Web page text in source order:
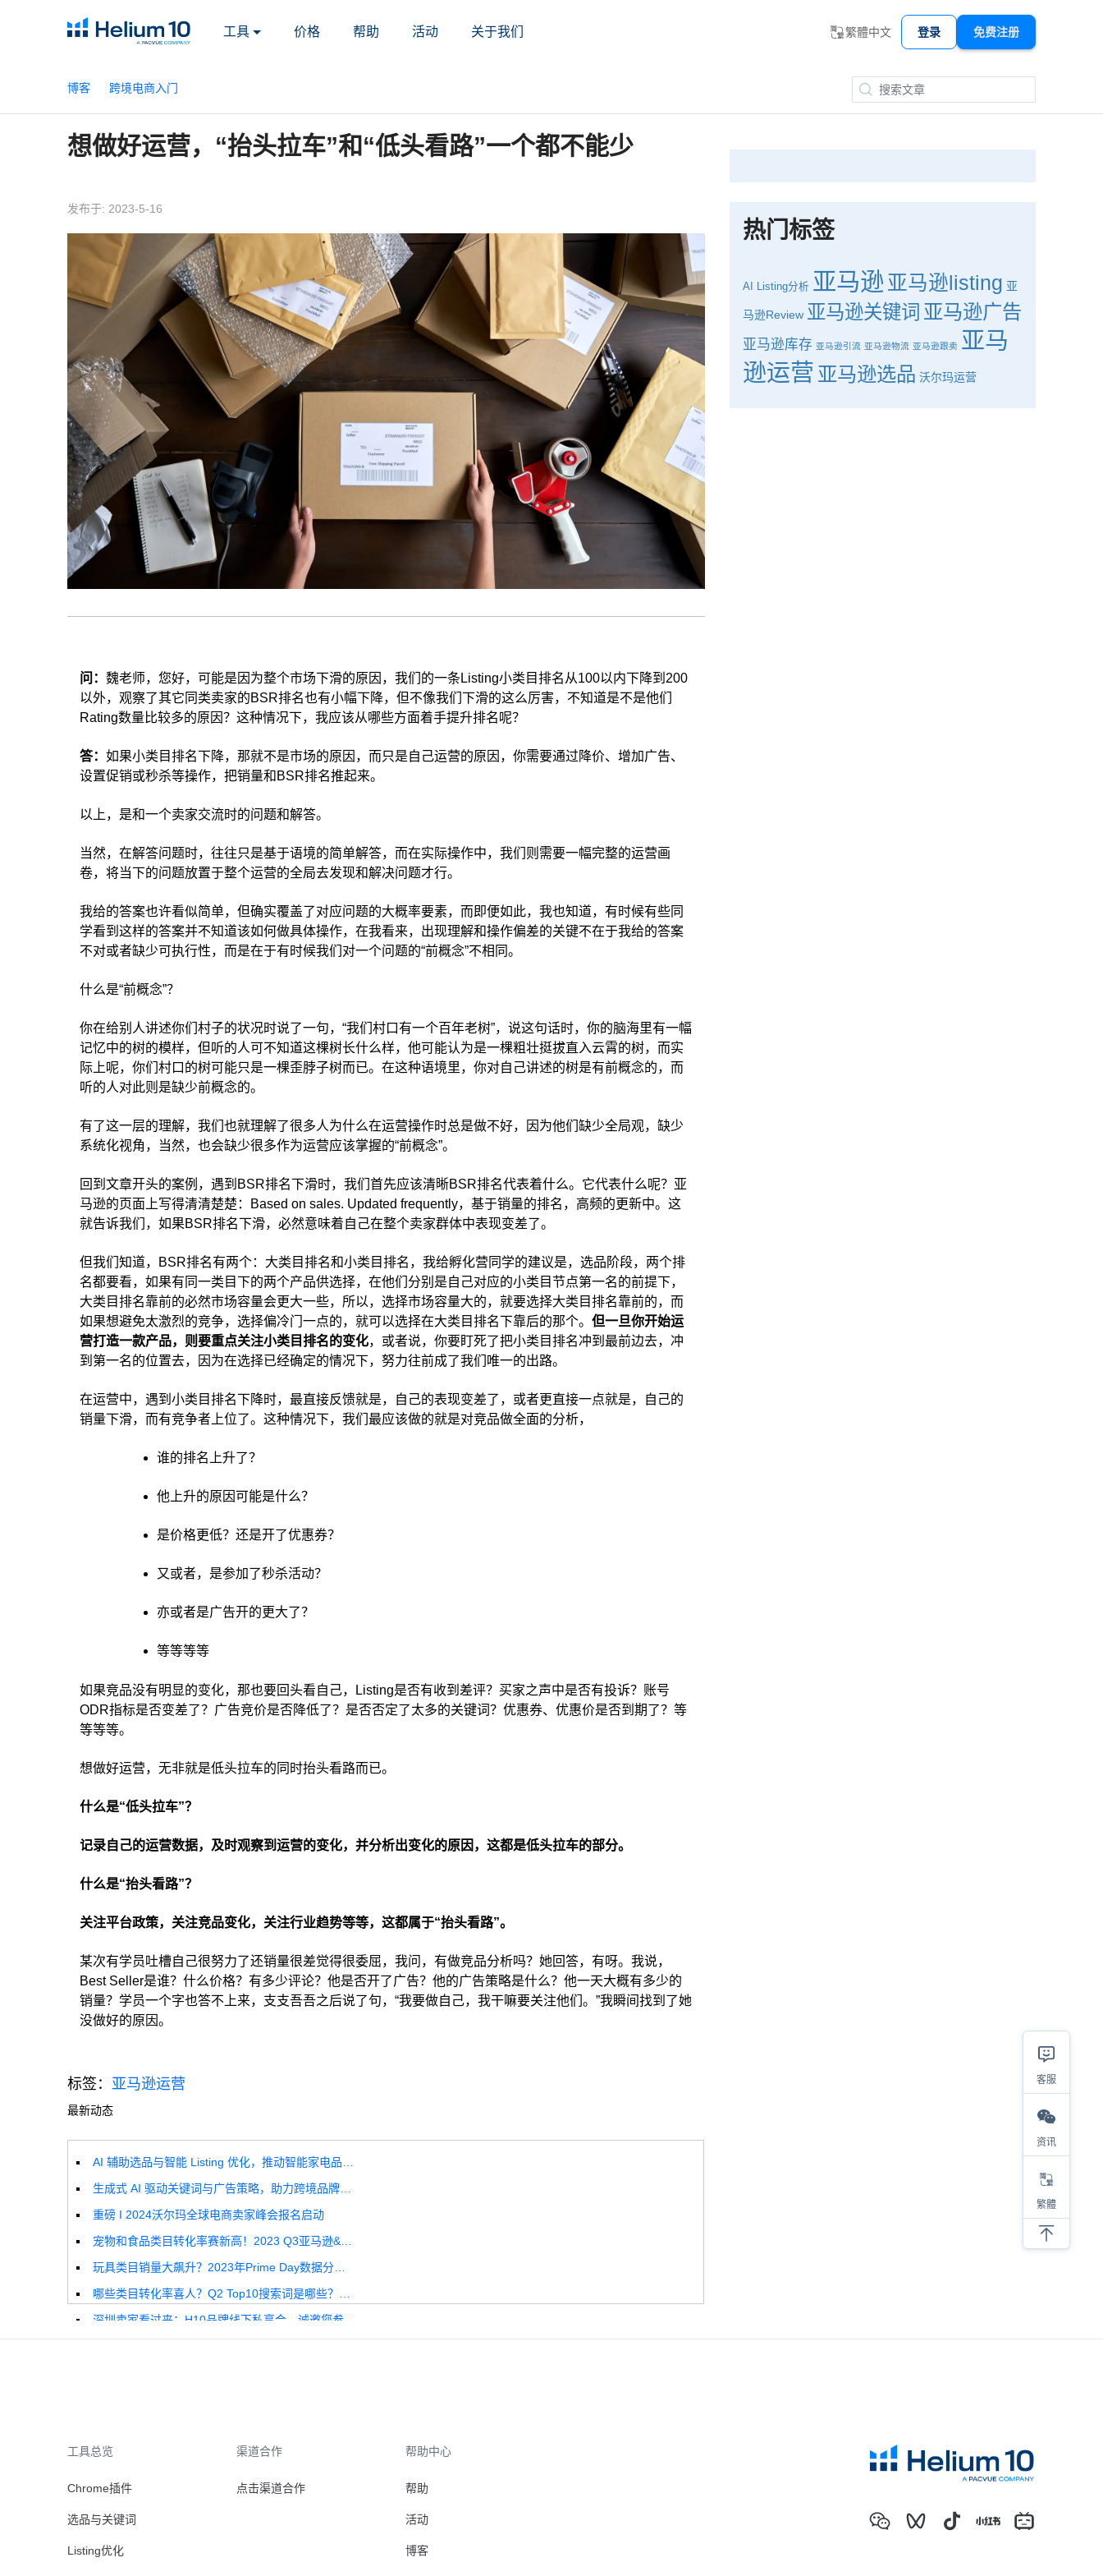
工具 价格 帮助 活动 关于我们 繁體中文 登录 免费注册
博客 跨境电商入门
想做好运营，“抬头拉车”和“低头看路”一个都不能少
发布于: 2023-5-16
问： 魏老师，您好，可能是因为整个市场下滑的原因，我们的一条Listing小类目排名从100以内下降到200
以外，观察了其它同类卖家的BSR排名也有小幅下降，但不像我们下滑的这么厉害，不知道是不是他们
Rating数量比较多的原因？这种情况下，我应该从哪些方面着手提升排名呢？
答： 如果小类目排名下降，那就不是市场的原因，而只是自己运营的原因，你需要通过降价、增加广告、
设置促销或秒杀等操作，把销量和BSR排名推起来。
以上，是和一个卖家交流时的问题和解答。
当然，在解答问题时，往往只是基于语境的简单解答，而在实际操作中，我们则需要一幅完整的运营画
卷，将当下的问题放置于整个运营的全局去发现和解决问题才行。
我给的答案也许看似简单，但确实覆盖了对应问题的大概率要素，而即便如此，我也知道，有时候有些同
学看到这样的答案并不知道该如何做具体操作，在我看来，出现理解和操作偏差的关键不在于我给的答案
不对或者缺少可执行性，而是在于有时候我们对一个问题的“前概念”不相同。
什么是“前概念”？
你在给别人讲述你们村子的状况时说了一句，“我们村口有一个百年老树”，说这句话时，你的脑海里有一幅
记忆中的树的模样，但听的人可不知道这棵树长什么样，他可能认为是一棵粗壮挺拔直入云霄的树，而实
际上呢，你们村口的树可能只是一棵歪脖子树而已。在这种语境里，你对自己讲述的树是有前概念的，而
听的人对此则是缺少前概念的。
有了这一层的理解，我们也就理解了很多人为什么在运营操作时总是做不好，因为他们缺少全局观，缺少
系统化视角，当然，也会缺少很多作为运营应该掌握的“前概念”。
回到文章开头的案例，遇到BSR排名下滑时，我们首先应该清晰BSR排名代表着什么。它代表什么呢？亚
马逊的页面上写得清清楚楚：Based on sales. Updated frequently，基于销量的排名，高频的更新中。这
就告诉我们，如果BSR排名下滑，必然意味着自己在整个卖家群体中表现变差了。
但我们知道，BSR排名有两个：大类目排名和小类目排名，我给孵化营同学的建议是，选品阶段，两个排
名都要看，如果有同一类目下的两个产品供选择，在他们分别是自己对应的小类目节点第一名的前提下，
大类目排名靠前的必然市场容量会更大一些，所以，选择市场容量大的，就要选择大类目排名靠前的，而
如果想避免太激烈的竞争，选择偏冷门一点的，就可以选择在大类目排名下靠后的那个。 但一旦你开始运
营打造一款产品，则要重点关注小类目排名的变化，或者说，你要盯死了把小类目排名冲到最前边去，冲
到第一名的位置去，因为在选择已经确定的情况下，努力往前成了我们唯一的出路。
在运营中，遇到小类目排名下降时，最直接反馈就是，自己的表现变差了，或者更直接一点就是，自己的
销量下滑，而有竞争者上位了。这种情况下，我们最应该做的就是对竞品做全面的分析，
谁的排名上升了？
他上升的原因可能是什么？
是价格更低？还是开了优惠券？
又或者，是参加了秒杀活动？
亦或者是广告开的更大了？
等等等等
如果竞品没有明显的变化，那也要回头看自己，Listing是否有收到差评？买家之声中是否有投诉？账号
ODR指标是否变差了？广告竞价是否降低了？是否否定了太多的关键词？优惠券、优惠价是否到期了？等
等等等。
想做好运营，无非就是低头拉车的同时抬头看路而已。
什么是“低头拉车”？
记录自己的运营数据，及时观察到运营的变化，并分析出变化的原因，这都是低头拉车的部分。
什么是“抬头看路”？
关注平台政策，关注竞品变化，关注行业趋势等等，这都属于“抬头看路”。
某次有学员吐槽自己很努力了还销量很差觉得很委屈，我问，有做竞品分析吗？她回答，有呀。我说，
Best Seller是谁？什么价格？有多少评论？他是否开了广告？他的广告策略是什么？他一天大概有多少的
销量？学员一个字也答不上来，支支吾吾之后说了句，“我要做自己，我干嘛要关注他们。”我瞬间找到了她
没做好的原因。
标签： 亚马逊运营
最新动态
重磅 I 2024沃尔玛全球电商卖家峰会报名启动
热门标签
AI Listing分析 亚马逊 亚马逊listing 亚
马逊Review 亚马逊关键词 亚马逊广告
亚马逊库存 亚马逊引流 亚马逊物流 亚马逊跟卖 亚马
逊运营 亚马逊选品 沃尔玛运营
工具总览
Chrome插件
选品与关键词
Listing优化
渠道合作
点击渠道合作
帮助中心
帮助
活动
博客
客服
资讯
繁體